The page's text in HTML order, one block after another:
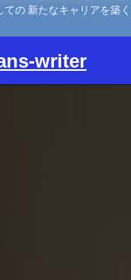
ての 新たなキャリアを築く
writer